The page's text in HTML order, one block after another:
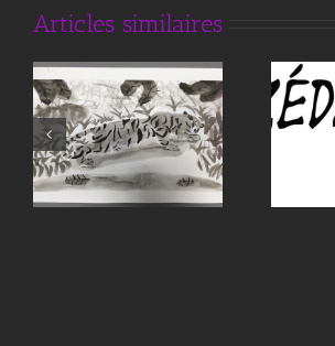
Articles similaires
Arts plastiques